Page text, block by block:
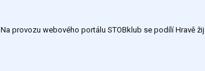
Na provozu webového portálu STOBklub se podílí Hravě